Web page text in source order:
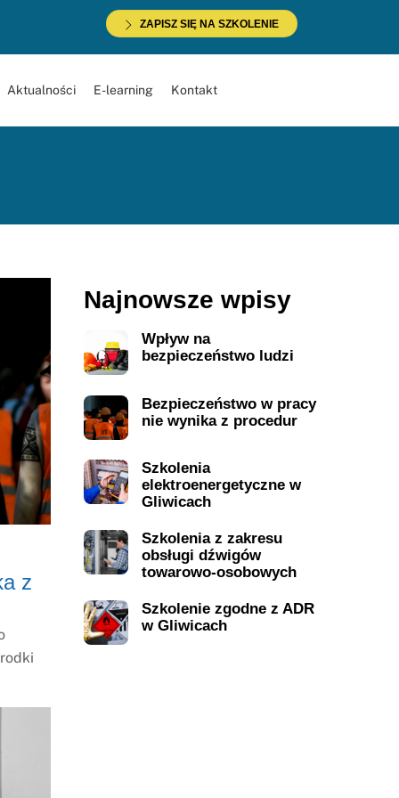
ZAPISZ SIĘ NA SZKOLENIE
Aktualności E-learning Kontakt
z
Najnowsze wpisy
Wpływ na
bezpieczeństwo ludzi
Bezpieczeństwo w pracy
nie wynika z procedur
Szkolenia
elektroenergetyczne w
Gliwicach
Szkolenia z zakresu
obsługi dźwigów
towarowo-osobowych
Szkolenie zgodne z ADR
w Gliwicach